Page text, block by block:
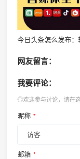
网友留言：
我要评论：
◎欢迎参与讨论，请在
昵称 *
邮箱 *